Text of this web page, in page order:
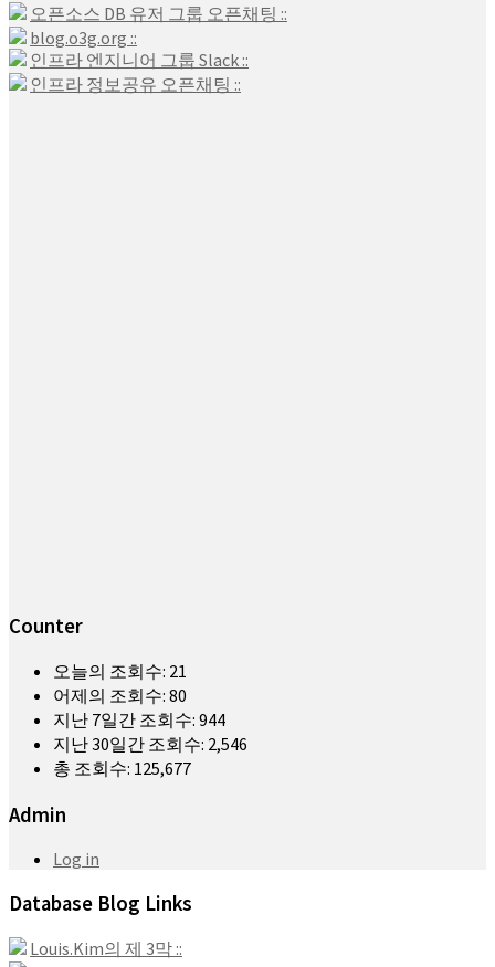
오픈소스 DB 유저 그룹 오픈채팅 ::
blog.o3g.org ::
인프라 엔지니어 그룹 Slack ::
인프라 정보공유 오픈채팅 ::
Counter
오늘의 조회수: 21
어제의 조회수: 80
지난 7일간 조회수: 944
지난 30일간 조회수: 2,546
총 조회수: 125,677
Admin
Log in
Database Blog Links
Louis.Kim의 제 3막 ::